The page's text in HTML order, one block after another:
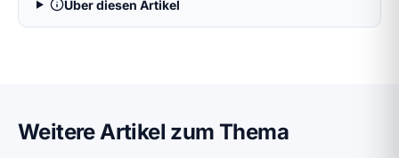
Über diesen Artikel
Weitere Artikel zum Thema